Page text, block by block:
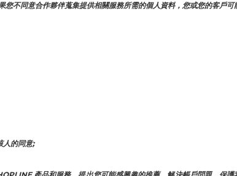
不同意合作夥伴蒐集提供相關服務所需的個人資料，您或您的客戶可
人的同意;